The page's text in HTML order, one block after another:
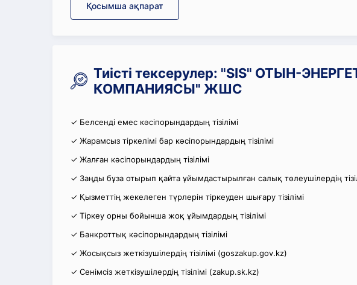
Қосымша ақпарат
Тиісті тексерулер: "SIS" ОТЫН-
КОМПАНИЯСЫ" ЖШС
✓ Белсенді емес кәсіпорындардың тізілімі
✓ Жарамсыз тіркелімі бар кәсіпорындардың тізілімі
✓ Жалған кәсіпорындардың тізілімі
✓ Заңды бұза отырып қайта ұйымдастырылған салық төлеушілердің
✓ Қызметтің жекелеген түрлерін тіркеуден шығару тізілімі
✓ Тіркеу орны бойынша жоқ ұйымдардың тізілімі
✓ Банкроттық кәсіпорындардың тізілімі
✓ Жосықсыз жеткізушілердің тізілімі (goszakup.gov.kz)
✓ Сенімсіз жеткізушілердің тізілімі (zakup.sk.kz)